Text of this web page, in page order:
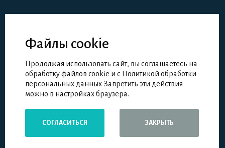
Файлы cookie
Продолжая использовать сайт, вы соглашаетесь на
обработку файлов cookie и с Политикой обработки
персональных данных Запретить эти действия
можно в настройках браузера.
СОГЛАСИТЬСЯ ЗАКРЫТЬ
Девелоперам
Школа дизайна и архитектуры
ИП Тельнов А.А., ИНН 231119009688
Политика конфиденциальности